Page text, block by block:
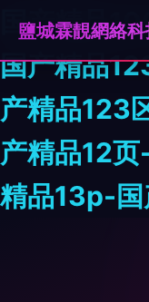
国产精品
国产精品
产精品123
产精品12
精品13p-